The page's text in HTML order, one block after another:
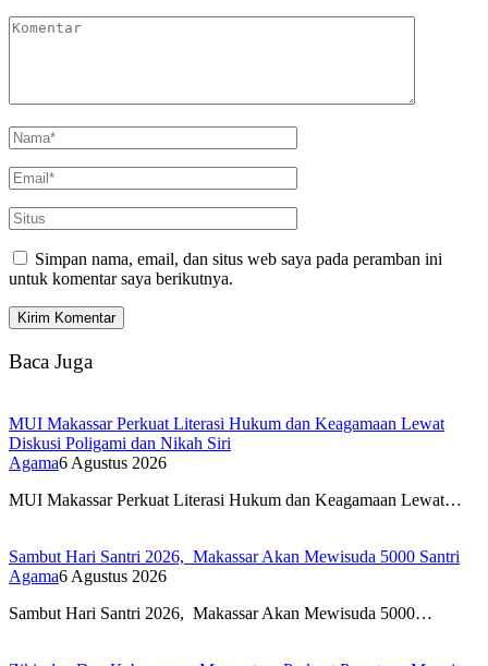
Simpan nama, email, dan situs web saya pada peramban ini
untuk komentar saya berikutnya.
Baca Juga
MUI Makassar Perkuat Literasi Hukum dan Keagamaan Lewat
Diskusi Poligami dan Nikah Siri
Agama6 Agustus 2026
MUI Makassar Perkuat Literasi Hukum dan Keagamaan Lewat…
Sambut Hari Santri 2026, Makassar Akan Mewisuda 5000 Santri
Agama6 Agustus 2026
Sambut Hari Santri 2026, Makassar Akan Mewisuda 5000…